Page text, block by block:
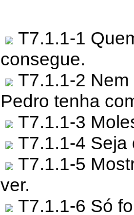
T7.1.1-1
consegue.
T7.1.1-2
Pedro tenha
T7.1.1-3
T7.1.1-4 Seja
T7.1.1-5
ver.
T7.1.1-6 Só